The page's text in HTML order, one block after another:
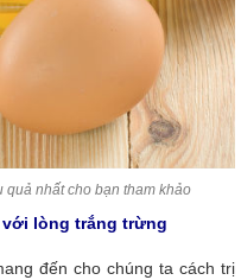
quả nhất cho bạn tham khảo
lòng trắng trừng
đến cho chúng ta cách trị